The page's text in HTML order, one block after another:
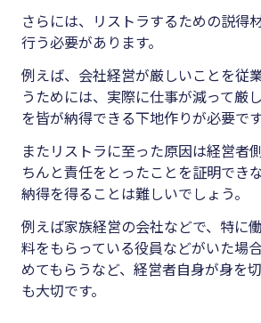
さらには、リストラするための説得
行う必要があります。
例えば、会社経営が厳しいことを従
うためには、実際に仕事が減って厳
を皆が納得できる下地作りが必要です
またリストラに至った原因は経営者
ちんと責任をとったことを証明でき
納得を得ることは難しいでしょう。
例えば家族経営の会社などで、特に
料をもらっている役員などがいた場
めてもらうなど、経営者自身が身を
も大切です。